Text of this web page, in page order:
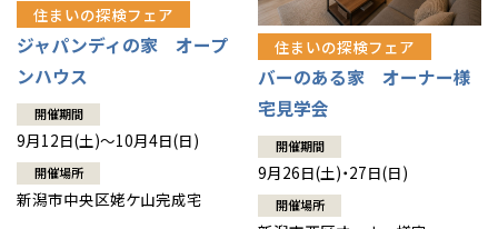
住まいの探検フェア
ジャパンディの家 オープ
ンハウス
開催期間
9月12日(土)～10月4日(日)
開催場所
新潟市中央区姥ケ山完成宅
住まいの探検フェア
バーのある家 オーナー様
宅見学会
開催期間
9月26日(土)・27日(日)
開催場所